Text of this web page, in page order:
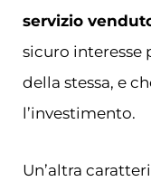
servizio
sicuro interesse
della stessa, e
l’investimento.
Un’altra